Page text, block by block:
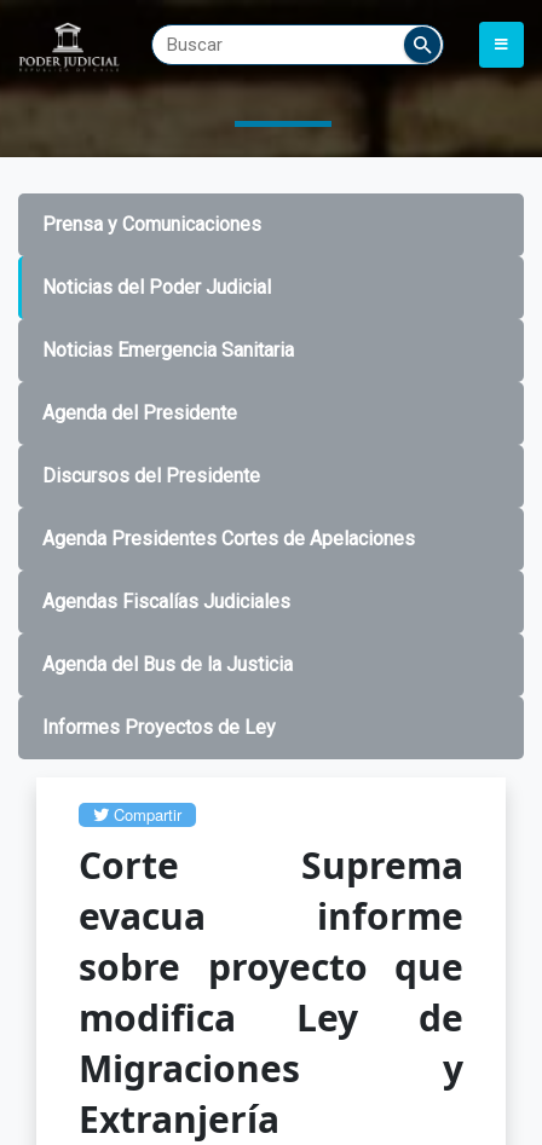
Prensa y Comunicaciones
Noticias del Poder Judicial
Noticias Emergencia Sanitaria
Agenda del Presidente
Discursos del Presidente
Agenda Presidentes Cortes de Apelaciones
Agendas Fiscalías Judiciales
Agenda del Bus de la Justicia
Informes Proyectos de Ley
Compartir
Corte Suprema
evacua informe
sobre proyecto que
modifica Ley de
Migraciones y
Extranjería